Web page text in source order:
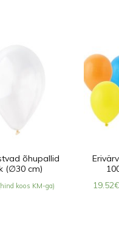
õhupallid
(∅30 cm)
koos KM-ga)
19.52€